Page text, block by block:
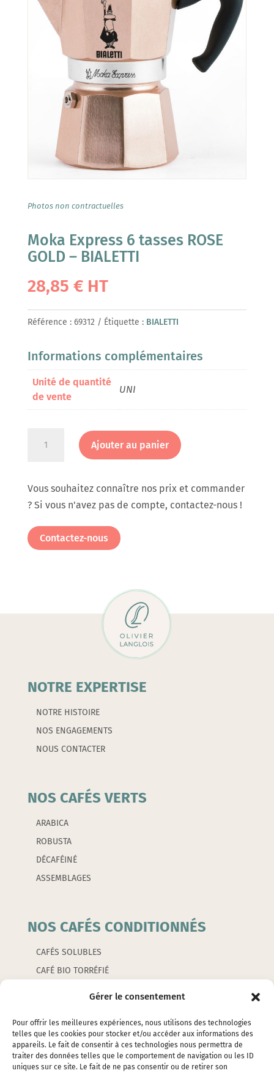
Gérer le consentement
Pour offrir les meilleures expériences, nous utilisons des technologies
telles que les cookies pour stocker et/ou accéder aux informations des
appareils. Le fait de consentir à ces technologies nous permettra de
traiter des données telles que le comportement de navigation ou les ID
uniques sur ce site. Le fait de ne pas consentir ou de retirer son
Photos non contractuelles
Moka Express 6 tasses ROSE
GOLD – BIALETTI
28,85 € HT
Référence : 69312 Étiquette : BIALETTI
Informations complémentaires
Unité de quantité
de vente
UNI
Express
6
ROSE
GOLD
Ajouter au panier
Vous souhaitez connaître nos prix et commander
? Si vous n'avez pas de compte, contactez-nous !
Contactez-nous
NOTRE EXPERTISE
NOTRE HISTOIRE
NOS ENGAGEMENTS
NOUS CONTACTER
NOS CAFÉS VERTS
ARABICA
ROBUSTA
DÉCAFÉINÉ
ASSEMBLAGES
NOS CAFÉS CONDITIONNÉS
CAFÉS SOLUBLES
CAFÉ BIO TORRÉFIÉ
LES ACCESSOIRES